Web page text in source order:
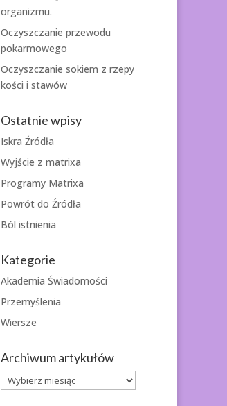
organizmu.
Oczyszczanie przewodu
pokarmowego
Oczyszczanie sokiem z rzepy
kości i stawów
Ostatnie wpisy
Iskra Źródła
Wyjście z matrixa
Programy Matrixa
Powrót do Źródła
Ból istnienia
Kategorie
Akademia Świadomości
Przemyślenia
Wiersze
Archiwum artykułów
Archiwum
artykułów